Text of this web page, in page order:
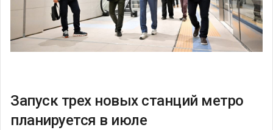
Запуск трех новых станций метро
планируется в июле